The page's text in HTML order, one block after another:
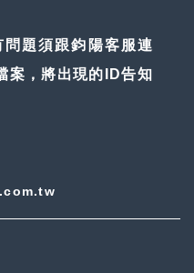
題須跟鈞陽客服連
案，將出現的ID告知